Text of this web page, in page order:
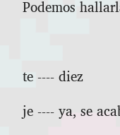
Podemos
te ‑‑‑‑ diez
je ‑‑‑‑ ya, se